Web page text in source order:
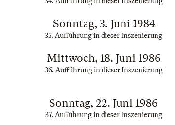
Sonntag, 3. Juni 1984
35. Aufführung in dieser Inszenierung
Mittwoch, 18. Juni 1986
36. Aufführung in dieser Inszenierung
Sonntag, 22. Juni 1986
37. Aufführung in dieser Inszenierung